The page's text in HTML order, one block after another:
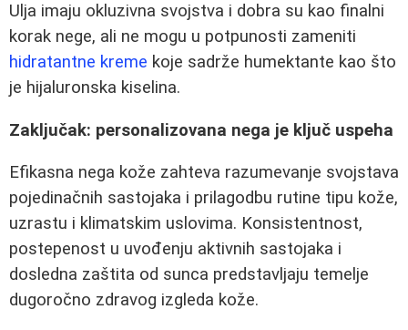
Ulja imaju okluzivna svojstva i dobra su kao finalni
korak nege, ali ne mogu u potpunosti zameniti
hidratantne kreme koje sadrže humektante kao što
je hijaluronska kiselina.
Zaključak: personalizovana nega je ključ uspeha
Efikasna nega kože zahteva razumevanje svojstava
pojedinačnih sastojaka i prilagodbu rutine tipu kože,
uzrastu i klimatskim uslovima. Konsistentnost,
postepenost u uvođenju aktivnih sastojaka i
dosledna zaštita od sunca predstavljaju temelje
dugoročno zdravog izgleda kože.